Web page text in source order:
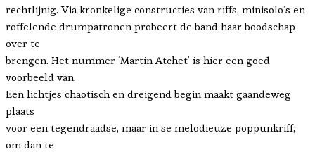
rechtlijnig. Via kronkelige constructies van riffs, minisolo’s en
roffelende drumpatronen probeert de band haar boodschap
over te
brengen. Het nummer ‘Martin Atchet’ is hier een goed
voorbeeld van.
Een lichtjes chaotisch en dreigend begin maakt gaandeweg
plaats
voor een tegendraadse, maar in se melodieuze poppunkriff,
om dan te